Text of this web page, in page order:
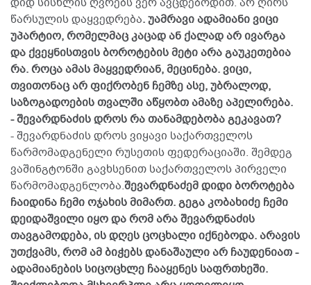
წარსულის დაყვედრება. უამრავი ადამიანი ვიცი
უპარტიო, რომელმაც კაცად ან ქალად არ ივარგა
და ქვეყნისთვის ბოროტების მეტი არა გაუკეთებია
რა. როცა ამას მაყვედრიან, მეცინება. ვიცი,
თვითონაც არ ფიქრობენ ჩემზე ასე, უბრალოდ,
საზოგადოების თვალში აწყობთ ამაზე აპელირება.
- შევარდნაძის დროს რა თანამდებობა გეკავათ?
- შევარდნაძის დროს ვიყავი საქართველოს
წარმომადგენელი რუსეთის ფედერაციაში. შემდეგ
ვაშინგტონში გავხსენით საქართველოს პირველი
წარმომადგენლობა.შევარდნაძემ დიდი ბოროტება
ჩაიდინა ჩემი ოჯახის მიმართ. გეგა კობახიძე ჩემი
დეიდაშვილი იყო და რომ არა შევარდნაძის
თავგამოდება, ის დღეს ცოცხალი იქნებოდა.არავის
უთქვამს, რომ ამ ბიჭებს დანაშაული არ ჩაუდენიათ -
ადამიანების სიცოცხლე ჩააყენეს საფრთხეში.